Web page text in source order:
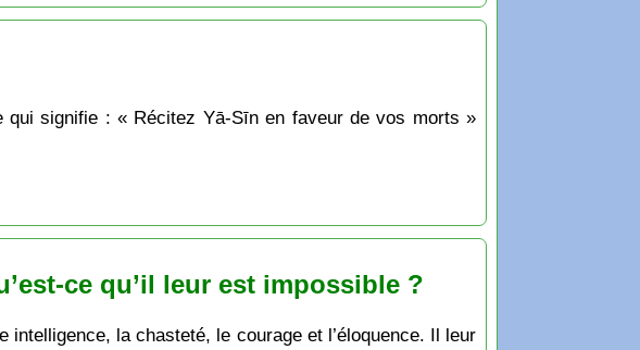
qui signifie : « Récitez Yā-Sīn en faveur de vos morts »
ce qu’il leur est impossible ?
intelligence, la chasteté, le courage et l’éloquence. Il leur